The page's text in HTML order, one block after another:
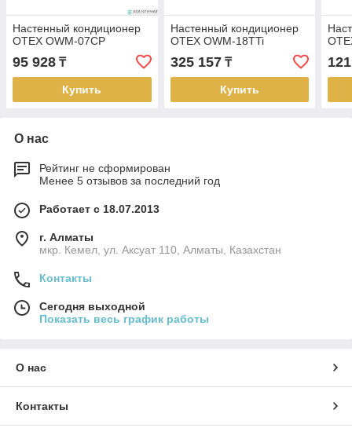
Настенный кондиционер
OTEX OWM-07CP
95 928 ₸
Купить
Настенный кондиционер
OTEX OWM-18TTi
325 157₸
Купить
О нас
Рейтинг не сформирован
Менее 5 отзывов за последний год
Работает с 18.07.2013
г. Алматы
мкр. Кемел, ул. Аксуат 110, Алматы, Казахстан
Контакты
Сегодня выходной
Показать весь график работы
О нас
Контакты